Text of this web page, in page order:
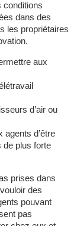
conditions
dans des
les propriétaires
aux
d’air ou
agents d’être
de plus forte
prises dans
des
pouvant
pas